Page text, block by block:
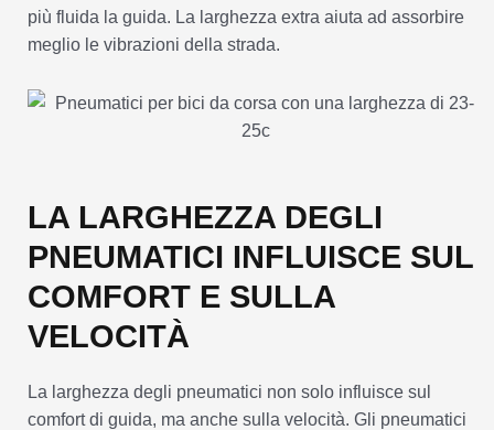
più fluida la guida. La larghezza extra aiuta ad assorbire
meglio le vibrazioni della strada.
LA LARGHEZZA DEGLI
PNEUMATICI INFLUISCE SUL
COMFORT E SULLA
VELOCITÀ
La larghezza degli pneumatici non solo influisce sul
comfort di guida, ma anche sulla velocità. Gli pneumatici